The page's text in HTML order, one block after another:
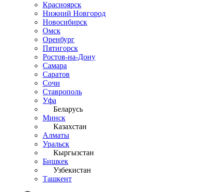
Красноярск
Нижний Новгород
Новосибирск
Омск
Оренбург
Пятигорск
Ростов-на-Дону
Самара
Саратов
Сочи
Ставрополь
Уфа
Беларусь
Минск
Казахстан
Алматы
Уральск
Кыргызстан
Бишкек
Узбекистан
Ташкент